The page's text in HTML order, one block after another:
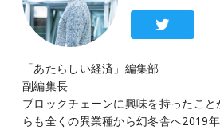
「あたらしい経済」編集部
副編集長
ブロックチェーンに興味を持ったこ
らも全くの異業種から幻冬舎へ2019